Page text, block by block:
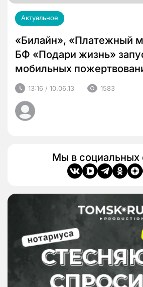
Актуальное
«Билайн», «Платежный
БФ «Подари жизнь»
мобильных
13:16 / 10.06.13 1583
Мы в социальных